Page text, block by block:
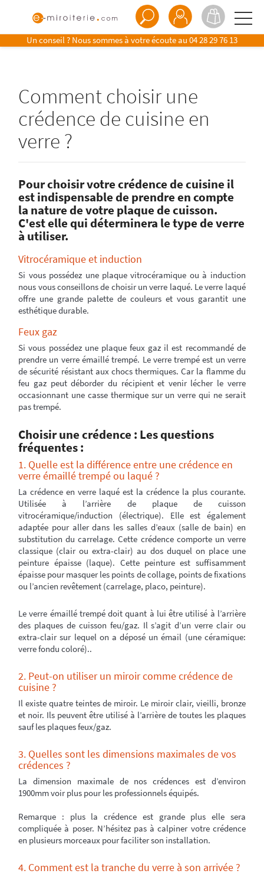
Un conseil ? Nous sommes à votre écoute au 04 28 29 76 13
Comment choisir une
crédence de cuisine en
verre ?
Pour choisir votre crédence de cuisine il
est indispensable de prendre en compte
la nature de votre plaque de cuisson.
C'est elle qui déterminera le type de verre
à utiliser.
Vitrocéramique et induction
Si vous possédez une plaque vitrocéramique ou à induction
nous vous conseillons de choisir un verre laqué. Le verre laqué
offre une grande palette de couleurs et vous garantit une
esthétique durable.
Feux gaz
Si vous possédez une plaque feux gaz il est recommandé de
prendre un verre émaillé trempé. Le verre trempé est un verre
de sécurité résistant aux chocs thermiques. Car la flamme du
feu gaz peut déborder du récipient et venir lécher le verre
occasionnant une casse thermique sur un verre qui ne serait
pas trempé.
Choisir une crédence : Les questions
fréquentes :
1. Quelle est la différence entre une crédence en
verre émaillé trempé ou laqué ?
La crédence en verre laqué est la crédence la plus courante.
Utilisée à l’arrière de plaque de cuisson
vitrocéramique/induction (électrique). Elle est également
adaptée pour aller dans les salles d’eaux (salle de bain) en
substitution du carrelage. Cette crédence comporte un verre
classique (clair ou extra-clair) au dos duquel on place une
peinture épaisse (laque). Cette peinture est suffisamment
épaisse pour masquer les points de collage, points de fixations
ou l’ancien revêtement (carrelage, placo, peinture).
Le verre émaillé trempé doit quant à lui être utilisé à l’arrière
des plaques de cuisson feu/gaz. Il s’agit d’un verre clair ou
extra-clair sur lequel on a déposé un émail (une céramique:
verre fondu coloré)..
2. Peut-on utiliser un miroir comme crédence de
cuisine ?
Il existe quatre teintes de miroir. Le miroir clair, vieilli, bronze
et noir. Ils peuvent être utilisé à l’arrière de toutes les plaques
sauf les plaques feux/gaz.
3. Quelles sont les dimensions maximales de vos
crédences ?
La dimension maximale de nos crédences est d’environ
1900mm voir plus pour les professionnels équipés.
Remarque : plus la crédence est grande plus elle sera
compliquée à poser. N’hésitez pas à calpiner votre crédence
en plusieurs morceaux pour faciliter son installation.
4. Comment est la tranche du verre à son arrivée ?